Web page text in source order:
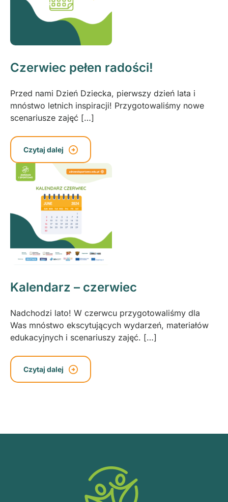
Czerwiec pełen radości!
Przed nami Dzień Dziecka, pierwszy dzień lata i
mnóstwo letnich inspiracji! Przygotowaliśmy nowe
scenariusze zajęć […]
Czytaj dalej
Kalendarz – czerwiec
Nadchodzi lato! W czerwcu przygotowaliśmy dla
Was mnóstwo ekscytujących wydarzeń, materiałów
edukacyjnych i scenariuszy zajęć. […]
Czytaj dalej